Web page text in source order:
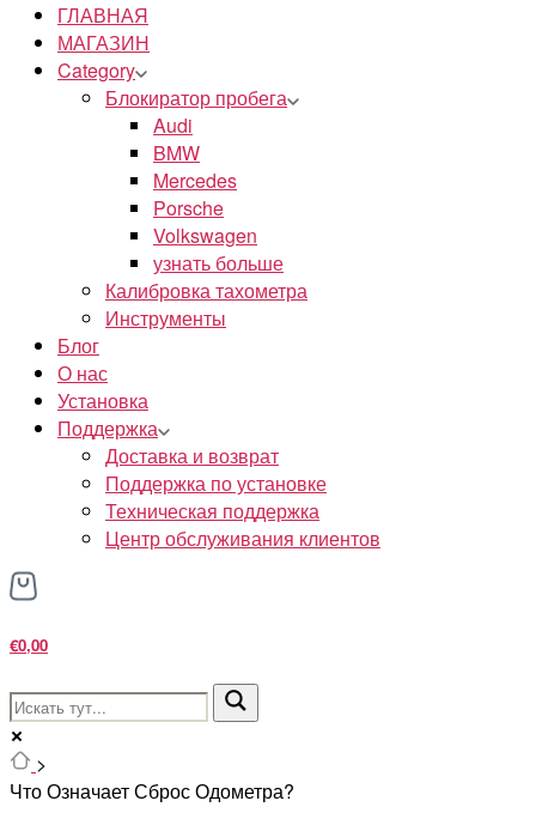
ГЛАВНАЯ
МАГАЗИН
Category
Блокиратор пробега
Audi
BMW
Mercedes
Porsche
Volkswagen
узнать больше
Калибровка тахометра
Инструменты
Блог
О нас
Установка
Поддержка
Доставка и возврат
Поддержка по установке
Техническая поддержка
Центр обслуживания клиентов
€0,00
>
Что Означает Сброс Одометра?